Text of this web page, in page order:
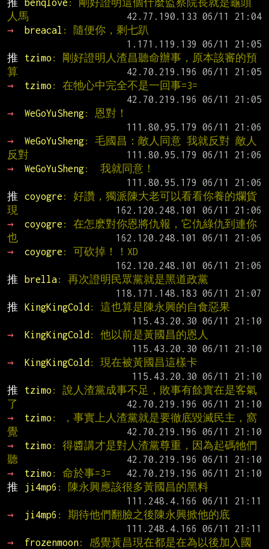
推 benqlove : 剛好證明這個什麼監察院長就是龜頭
人馬
→
breacal : 隨便你，剩七趴
推
tzimo : 剛好證明人渣昌聽命辦事，原本該審的預
算
→
tzimo : 在牠心中完全不是一回事=3=
→
WeGoYuSheng: 恩對！
→
WeGoYuSheng: 毛國昌：敵人同意 我就反對 敵人
反對
→
WeGoYuSheng:  我就同意！
推
coyogre : 好讚，獨派陳大老可以看看你養的爛貨
現
→
coyogre : 在怎麽對你恩將仇報，它仇綠仇到連你
也
→
coyogre : 可砍掉！！XD
推
brella: 再次證明民眾黨就是黑道政黨
推
KingKingCold : 這也算是陳永興的自食惡果
→
KingKingCold : 他以前是黃國昌的恩人
→
KingKingCold : 現在被黃國昌這樣卡
推
tzimo : 說人渣黨成事不足，敗事有餘實在是客氣
了
→
tzimo : ，事實上人渣黨就是要徹底毀滅民主，窩
覺
→
tzimo : 得醬講才是對人渣黨尊重，因為起碼牠們
聽
→
tzimo : 命於事=3=
推
ji4mp6 : 陳永興應該很多黃國昌的黑料
→
ji4mp6 : 期待他們翻臉之後陳永興掀他的底
→
frozenmoon: 感覺黃昌現在都是在為以後加入國